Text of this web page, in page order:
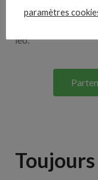
Lorem ipsum dolor
elit tellus, luctus
leo.
paramètres